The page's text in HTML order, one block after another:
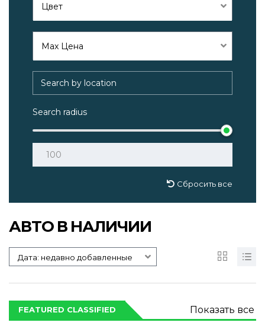
Цвет
Max Цена
Search radius
Сбросить все
АВТО В НАЛИЧИИ
Дата: недавно добавленные
FEATURED CLASSIFIED Показать все